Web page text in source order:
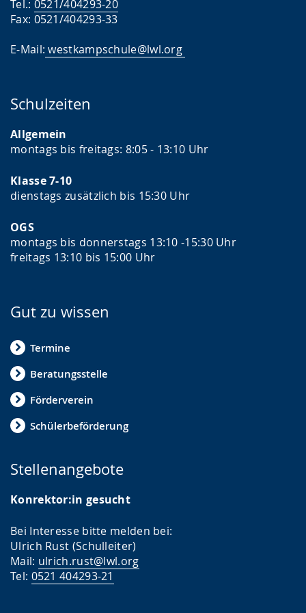
e
w
e
s
l
.
t
e
r
ü
z
n
g
.
e
r
G
ä
d
n
s
p
r
a
e
w
r
d
a
g
e
z
i
g
t
Tel.: 0521/404293-20
Fax: 0521/404293-33
E-Mail: westkampschule@lwl.org
Schulzeiten
Allgemein
montags bis freitags: 8:05 - 13:10 Uhr
Klasse 7-10
dienstags zusätzlich bis 15:30 Uhr
OGS
montags bis donnerstags 13:10 -15:30 Uhr
freitags 13:10 bis 15:00 Uhr
Gut zu wissen
Termine
Beratungsstelle
Förderverein
Schülerbeförderung
Stellenangebote
Konrektor:in gesucht
Bei Interesse bitte melden bei:
Ulrich Rust (Schulleiter)
Mail: ulrich.rust@lwl.org
Tel: 0521 404293-21